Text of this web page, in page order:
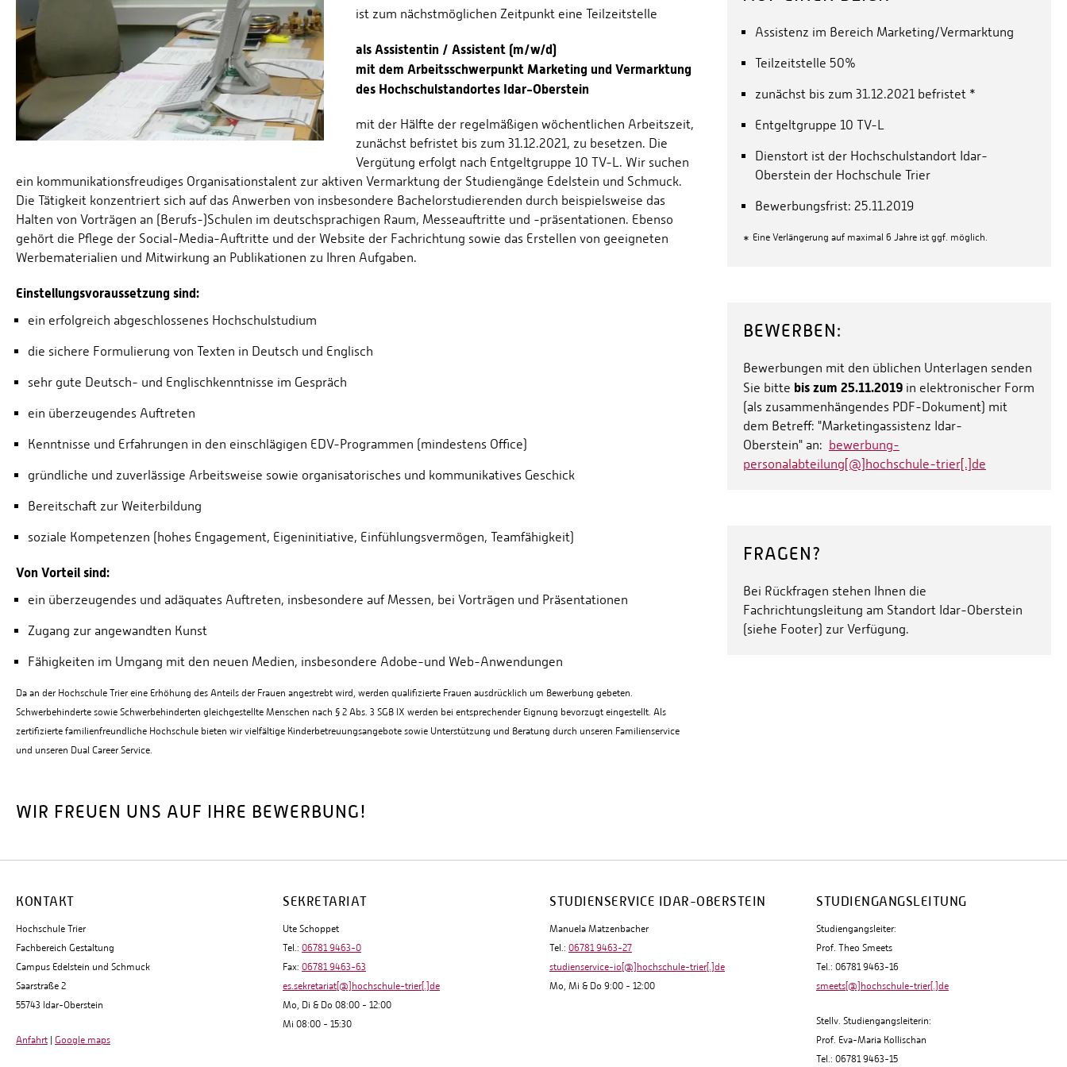
ist zum nächstmöglichen Zeitpunkt eine Teilzeitstelle
als Assistentin / Assistent (m/w/d)
mit dem Arbeitsschwerpunkt Marketing und Vermarktung
des Hochschulstandortes Idar-Oberstein
mit der Hälfte der regelmäßigen wöchentlichen Arbeitszeit,
zunächst befristet bis zum 31.12.2021, zu besetzen. Die
Vergütung erfolgt nach Entgeltgruppe 10 TV-L. Wir suchen
ein kommunikationsfreudiges Organisationstalent zur aktiven Vermarktung der Studiengänge Edelstein und Schmuck.
Die Tätigkeit konzentriert sich auf das Anwerben von insbesondere Bachelorstudierenden durch beispielsweise das
Halten von Vorträgen an (Berufs-)Schulen im deutschsprachigen Raum, Messeauftritte und -präsentationen. Ebenso
gehört die Pflege der Social-Media-Auftritte und der Website der Fachrichtung sowie das Erstellen von geeigneten
Werbematerialien und Mitwirkung an Publikationen zu Ihren Aufgaben.
Einstellungsvoraussetzung sind:
ein erfolgreich abgeschlossenes Hochschulstudium
die sichere Formulierung von Texten in Deutsch und Englisch
sehr gute Deutsch- und Englischkenntnisse im Gespräch
ein überzeugendes Auftreten
Kenntnisse und Erfahrungen in den einschlägigen EDV-Programmen (mindestens Office)
gründliche und zuverlässige Arbeitsweise sowie organisatorisches und kommunikatives Geschick
Bereitschaft zur Weiterbildung
soziale Kompetenzen (hohes Engagement, Eigeninitiative, Einfühlungsvermögen, Teamfähigkeit)
Von Vorteil sind:
ein überzeugendes und adäquates Auftreten, insbesondere auf Messen, bei Vorträgen und Präsentationen
Zugang zur angewandten Kunst
Fähigkeiten im Umgang mit den neuen Medien, insbesondere Adobe-und Web-Anwendungen
Da an der Hochschule Trier eine Erhöhung des Anteils der Frauen angestrebt wird, werden qualifizierte Frauen ausdrücklich um Bewerbung gebeten.
Schwerbehinderte sowie Schwerbehinderten gleichgestellte Menschen nach § 2 Abs. 3 SGB IX werden bei entsprechender Eignung bevorzugt eingestellt. Als
zertifizierte familienfreundliche Hochschule bieten wir vielfältige Kinderbetreuungsangebote sowie Unterstützung und Beratung durch unseren Familienservice
und unseren Dual Career Service.
WIR FREUEN UNS AUF IHRE BEWERBUNG!
Assistenz im Bereich Marketing/Vermarktung
Teilzeitstelle 50%
zunächst bis zum 31.12.2021 befristet *
Entgeltgruppe 10 TV-L
Dienstort ist der Hochschulstandort Idar-
Oberstein der Hochschule Trier
Bewerbungsfrist: 25.11.2019
* Eine Verlängerung auf maximal 6 Jahre ist ggf. möglich.
BEWERBEN:
Bewerbungen mit den üblichen Unterlagen senden
Sie bitte bis zum 25.11.2019 in elektronischer Form
(als zusammenhängendes PDF-Dokument) mit
dem Betreff: "Marketingassistenz Idar-
Oberstein" an: bewerbung-
personalabteilung[@]hochschule-trier[.]de
FRAGEN?
Bei Rückfragen stehen Ihnen die
Fachrichtungsleitung am Standort Idar-Oberstein
(siehe Footer) zur Verfügung.
KONTAKT
Hochschule Trier
Fachbereich Gestaltung
Campus Edelstein und Schmuck
Saarstraße 2
55743 Idar-Oberstein
Anfahrt | Google maps
SEKRETARIAT
Ute Schoppet
Tel.: 06781 9463-0
Fax: 06781 9463-63
es.sekretariat[@]hochschule-trier[.]de
Mo, Di & Do 08:00 - 12:00
Mi 08:00 - 15:30
STUDIENSERVICE IDAR-OBERSTEIN
Manuela Matzenbacher
Tel.: 06781 9463-27
studienservice-io[@]hochschule-trier[.]de
Mo, Mi & Do 9:00 - 12:00
STUDIENGANGSLEITUNG
Studiengangsleiter:
Prof. Theo Smeets
Tel.: 06781 9463-16
smeets[@]hochschule-trier[.]de
Stellv. Studiengangsleiterin:
Prof. Eva-Maria Kollischan
Tel.: 06781 9463-15